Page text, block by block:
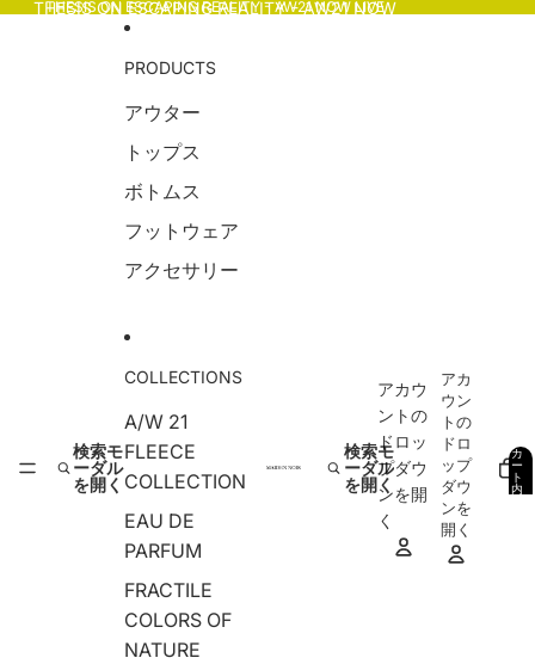
THESIS ON ESCAPING REALITY - AW21 NOW LIVE
THESIS ON ESCAPING REALITY - AW21 NOW
検索モ
ーダル
を開く
PRODUCTS
アウター
トップス
ボトムス
フットウェア
アクセサリー
COLLECTIONS
A/W 21
FLEECE
COLLECTION
EAU DE
PARFUM
FRACTILE
COLORS OF
NATURE
検索モ
ーダル
を開く
アカウ
ントの
ドロッ
プダウ
ンを開
く
アカ
ウン
トの
ドロ
ップ
ダウ
ンを
開く
カ
ー
ト
内